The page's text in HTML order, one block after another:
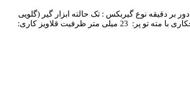
دستگاه دریل مگنت, قلاویز زن AST-TU/MT2 AST TURBOCUT TUMT2 DRILL MAGNET قدرت موتور: 1400 وات سرعت اسپیندل: 100 الی 470 دور بر دقیقه نوع گیربکس : تک حالته ابزار گیر (گلویی
دستگاه): MT2 قدرت مگنت: 17000 نیوتن ظرفیت سوراخکاری با گردبر مگنت: 50 میلی متر حداکثر ارتفاع سوراخکاری: 150 میلی متر ظرفیت سوراخکاری با مته تو پر: 23 میلی متر ظرفیت قلاویز کاری: